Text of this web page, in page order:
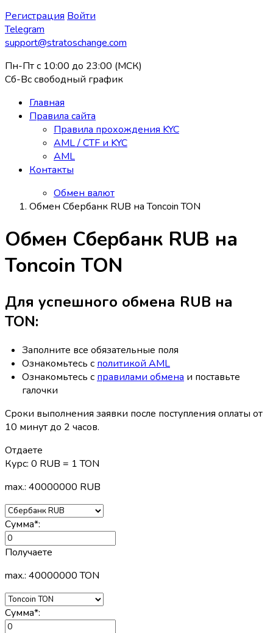
Регистрация Войти
Telegram
support@stratoschange.com
Пн-Пт с 10:00 до 23:00 (МСК)
Сб-Вс свободный график
Главная
Правила сайта
Правила прохождения KYC
AML / CTF и KYC
AML
Контакты
Обмен валют
Обмен Сбербанк RUB на Toncoin TON
Обмен Сбербанк RUB на
Toncoin TON
Для успешного обмена RUB на
TON:
Заполните все обязательные поля
Ознакомьтесь с политикой AML
Ознакомьтесь с правилами обмена и поставьте
галочки
Сроки выполнения заявки после поступления оплаты от
10 минут до 2 часов.
Отдаете
Курс: 0 RUB = 1 TON
max.: 40000000 RUB
Сумма*:
Получаете
max.: 40000000 TON
Сумма*: